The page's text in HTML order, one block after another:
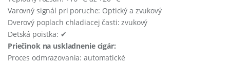
Varovný signál pri poruche: Optický a zvukový
Dverový poplach chladiacej časti: zvukový
Detská poistka: ✔
Priečinok na uskladnenie cigár:
Proces odmrazovania: automatické